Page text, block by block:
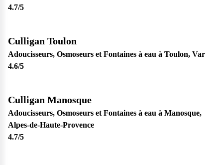
4.7/5
Culligan Toulon
Adoucisseurs, Osmoseurs et Fontaines à eau à Toulon, Var
4.6/5
Culligan Manosque
Adoucisseurs, Osmoseurs et Fontaines à eau à Manosque,
Alpes-de-Haute-Provence
4.7/5